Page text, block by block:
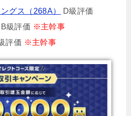
グス（268A）
D級評価
B級評価 ※主幹事
評価 ※主幹事